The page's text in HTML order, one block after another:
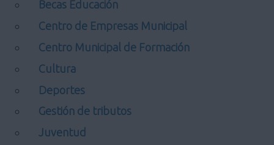
Becas Educación
Centro de Empresas Municipal
Centro Municipal de Formación
Cultura
Deportes
Gestión de tributos
Juventud